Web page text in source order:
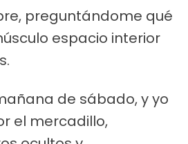
preguntándome qué
espacio interior
de sábado, y yo
el mercadillo,